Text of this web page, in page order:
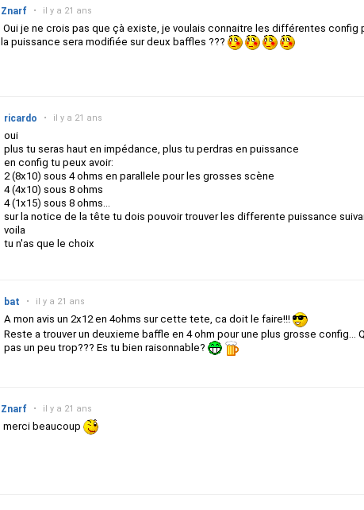
Znarf • il y a 21 ans
Oui je ne crois pas que çà existe, je voulais connaitre les différentes
la puissance sera modifiée sur deux baffles ???
ricardo • il y a 21 ans
oui
plus tu seras haut en impédance, plus tu perdras en puissance
en config tu peux avoir:
2 (8x10) sous 4 ohms en parallele pour les grosses scène
4 (4x10) sous 8 ohms
4 (1x15) sous 8 ohms...
sur la notice de la tête tu dois pouvoir trouver les differente puissance
voila
tu n'as que le choix
bat • il y a 21 ans
A mon avis un 2x12 en 4ohms sur cette tete, ca doit le faire!!!
Reste a trouver un deuxieme baffle en 4 ohm pour une plus grosse config...
pas un peu trop??? Es tu bien raisonnable?
Znarf • il y a 21 ans
merci beaucoup